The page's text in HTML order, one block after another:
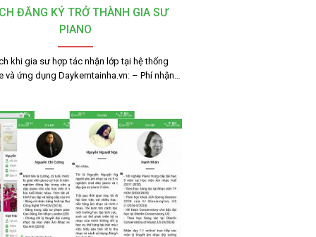
ĐĂNG KÝ TRỞ THÀNH GIA SƯ
PIANO
khi gia sư hợp tác nhận lớp tại hệ thống
và ứng dụng Daykemtainha.vn: – Phí nhận…